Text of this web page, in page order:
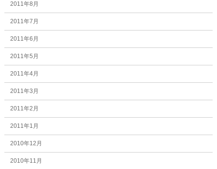
2011年8月
2011年7月
2011年6月
2011年5月
2011年4月
2011年3月
2011年2月
2011年1月
2010年12月
2010年11月